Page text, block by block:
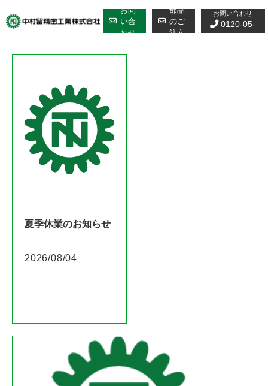
to
お問
い合
わせ
部品
のご
注文
お問い合わせ
0120-05-
夏季休業のお知らせ
2026/08/04